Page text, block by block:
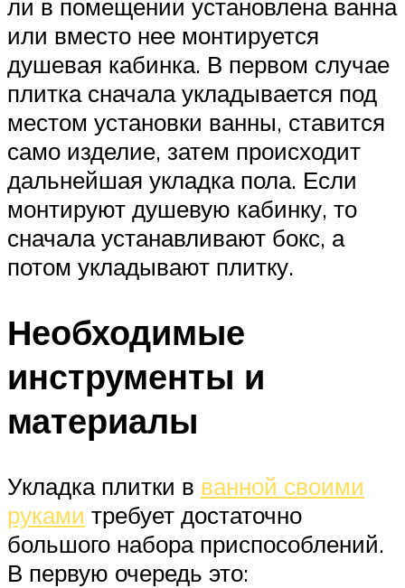
ли в помещении установлена ванна
или вместо нее монтируется
душевая кабинка. В первом случае
плитка сначала укладывается под
местом установки ванны, ставится
само изделие, затем происходит
дальнейшая укладка пола. Если
монтируют душевую кабинку, то
сначала устанавливают бокс, а
потом укладывают плитку.
Необходимые
инструменты и
материалы
Укладка плитки в ванной своими
руками требует достаточно
большого набора приспособлений.
В первую очередь это: